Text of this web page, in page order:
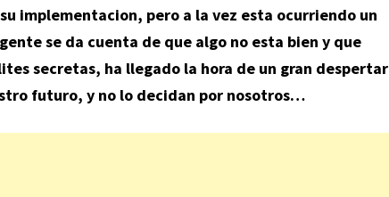
implementacion, pero a la vez esta ocurriendo un
se da cuenta de que algo no esta bien y que
secretas, ha llegado la hora de un gran despertar
futuro, y no lo decidan por nosotros…